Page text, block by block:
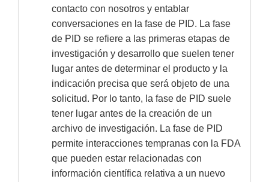
contacto con nosotros y entablar
conversaciones en la fase de PID. La fase
de PID se refiere a las primeras etapas de
investigación y desarrollo que suelen tener
lugar antes de determinar el producto y la
indicación precisa que será objeto de una
solicitud. Por lo tanto, la fase de PID suele
tener lugar antes de la creación de un
archivo de investigación. La fase de PID
permite interacciones tempranas con la FDA
que pueden estar relacionadas con
información científica relativa a un nuevo